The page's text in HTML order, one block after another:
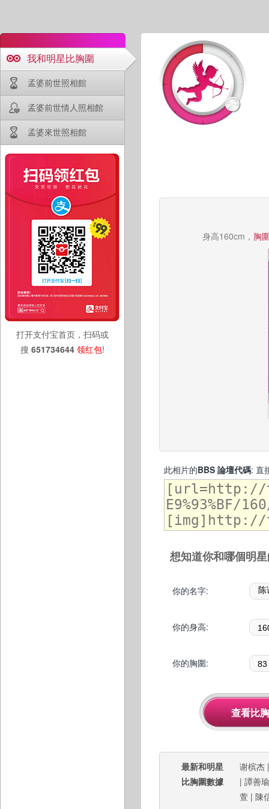
我和明星比胸圍
孟婆前世照相館
孟婆前世情人照相館
孟婆來世照相館
打开支付宝首页，扫码或
搜 651734644 领红包!
身高160cm， 胸
此相片的BBS 論壇代碼: 直
想知道你和哪個明
你的名字:
你的身高:
你的胸圍:
最新和明星
比胸圍數據
谢槟杰
| 譚善瑜
萱 | 陳